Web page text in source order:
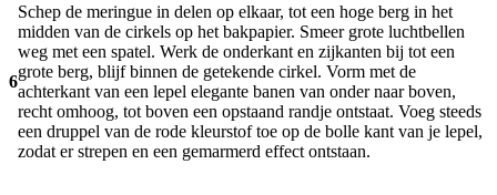
6
Schep de meringue in delen op elkaar, tot een hoge berg in het
midden van de cirkels op het bakpapier. Smeer grote luchtbellen
weg met een spatel. Werk de onderkant en zijkanten bij tot een
grote berg, blijf binnen de getekende cirkel. Vorm met de
achterkant van een lepel elegante banen van onder naar boven,
recht omhoog, tot boven een opstaand randje ontstaat. Voeg steeds
een druppel van de rode kleurstof toe op de bolle kant van je lepel,
zodat er strepen en een gemarmerd effect ontstaan.